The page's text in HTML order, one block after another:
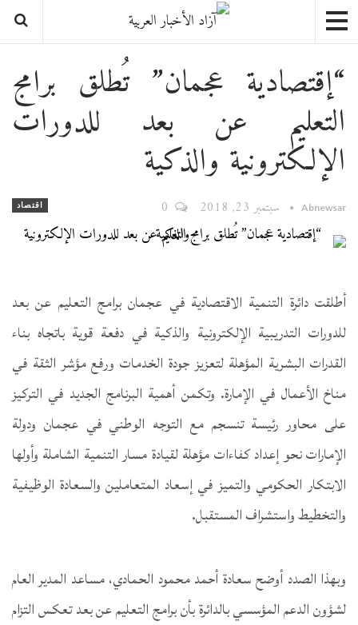
“إقتصادية عجمان” تُطلق برامج
التعليم عن بعد للدورات
الإلكترونية والذكية
اقتصاد Abnewsar سبتمبر 23, 2018
أطلقت دائرة التنمية الاقتصادية في عجمان برامج التعليم عن بعد
للدورات التدريبية الإلكترونية والذكية في دفعة قوية باتجاه بناء
القدرات البشرية المؤهلة لتعزيز جودة الخدمات ورفع مؤشر الثقة في
مناخ الأعمال في الإمارة. وتكمن أهمية البرنامج الجديد في التركيز
على محاور رئيسة تنسجم مع التوجه الوطني في عجمان ودولة
الإمارات نحو إعداد كفاءات مؤهلة لقيادة مسار التنمية الشاملة وأولها
الابتكار الحكومي والتميز في إسعاد المتعاملين والسعادة الوظيفية
والتخطيط واستشراف المستقبل.
وبهذا الصدد أوضح سعادة أحمد محمود الحمادي، مساعد المدير العام
لشؤون الدعم المؤسسي بالدائرة بأن برامج التعليم عن بعد تعكس التزام